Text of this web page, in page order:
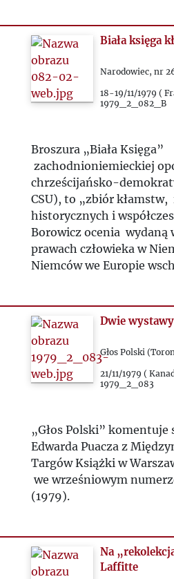
Biała księga
Narodowiec, nr
18-19/11/1979 (
1979_2_082_B
Broszura „Biała Księga”
zachodnioniemieckiej
chrześcijańsko-
CSU), to „zbiór kłamstw,
historycznych i
Borowicz ocenia wydaną
prawach człowieka w
Niemców we Europie
Dwie wystawy
Głos Polski
21/11/1979 (
1979_2_083
„Głos Polski” komentuje
Edwarda Puacza z
Targów Książki w
we wrześniowym
(1979).
Na
Laffitte